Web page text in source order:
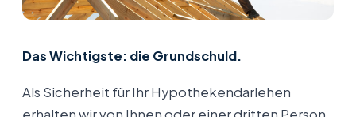
Das Wichtigste: die Grundschuld.
Als Sicherheit für Ihr Hypothekendarlehen